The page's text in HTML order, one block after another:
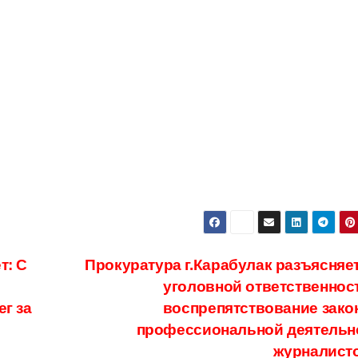
Прокуратура г.Карабулак
уголовной
воспрепятствование
профессиональной
С
за